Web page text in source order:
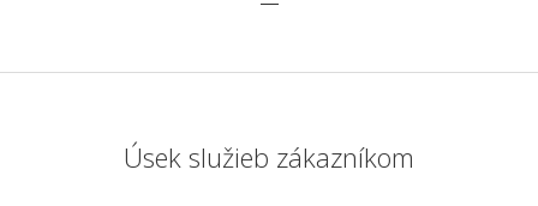
Úsek služieb zákazníkom